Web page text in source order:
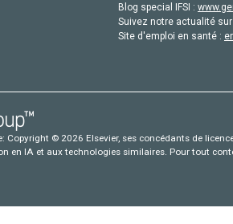
Blog special IFSI :
Suivez notre actualité
Site d'emploi en santé :
Copyright © 2026 Elsevier, ses concédants de
en IA et aux technologies similaires. Pour tout